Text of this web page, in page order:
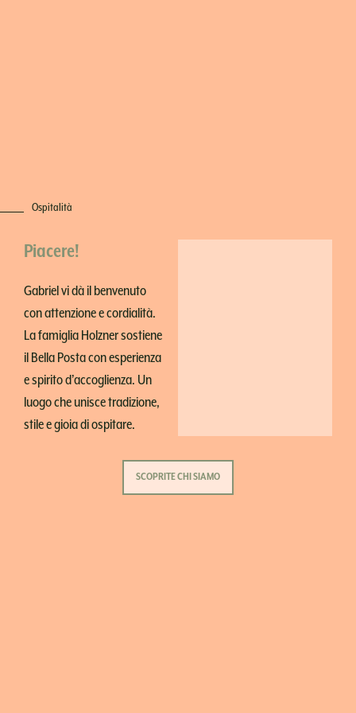
Ospitalità
Piacere!
Gabriel vi dà il benvenuto
con attenzione e cordialità.
La famiglia Holzner sostiene
il Bella Posta con esperienza
e spirito d’accoglienza. Un
luogo che unisce tradizione,
stile e gioia di ospitare.
SCOPRITE CHI SIAMO